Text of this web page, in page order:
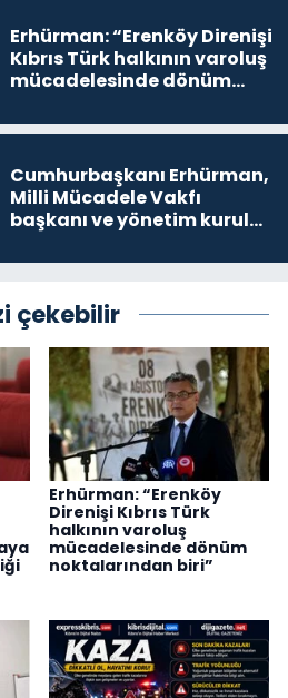
Erhürman: “Erenköy Direnişi
Kıbrıs Türk halkının varoluş
mücadelesinde dönüm
Cumhurbaşkanı Erhürman,
Milli Mücadele Vakfı
başkanı ve yönetim kurulu
çekebilir
Erhürman: “Erenköy
Direnişi Kıbrıs Türk
halkının varoluş
mücadelesinde dönüm
noktalarından biri”